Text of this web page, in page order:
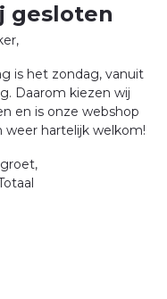
gesloten
is het zondag, vanuit
Daarom kiezen wij
en is onze webshop
weer hartelijk welkom!